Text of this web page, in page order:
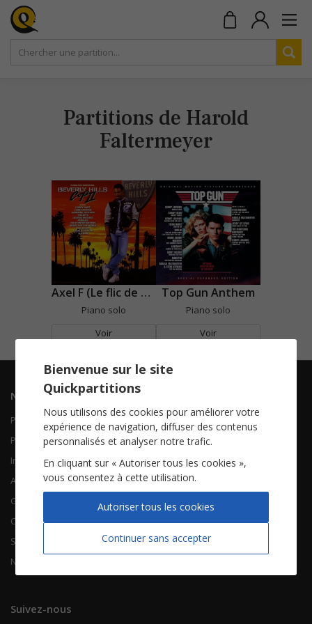
Partitions de Harold
Faltermeyer
Axel F (Le flic de Beverley Hills)
Piano solo
Voir
Top Gun Anthem
Piano solo
Voir
Navigation
Piano Chant
Piano Solo
Instruments solistes
Accordéon
Guitare
Chorales
Songbooks
Nouvelles partitions
Contactez-nous
Qui sommes-nous
FAQ
À propos
CGV
Mentions légales
Suivez-nous
Bienvenue sur le site
Quickpartitions
Nous utilisons des cookies pour améliorer votre
expérience de navigation, diffuser des contenus
personnalisés et analyser notre trafic.
En cliquant sur « Autoriser tous les cookies »,
vous consentez à cette utilisation.
Continuer sans accepter
Autoriser tous les cookies